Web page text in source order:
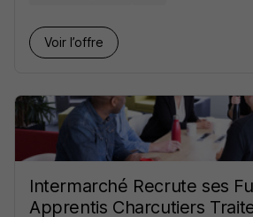
Voir l’offre
Intermarché Recrute ses
Apprentis Charcutiers